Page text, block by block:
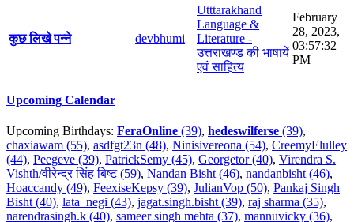
कुछ लिखे पन्ने devbhumi
Utttarakhand
Language &
Literature -
उत्तराखण्ड की भाषायें
एवं साहित्य
February
28, 2023,
03:57:32
PM
Upcoming Calendar
Upcoming Birthdays: FeraOnline (39), hedeswilferse (39),
chaxiawam (55), asdfgt23n (48), Ninisivereona (54), CreemyElulley
(44), Peegeve (39), PatrickSemy (45), Georgetor (40), Virendra S.
Vishth/वीरेन्द्र सिंह बिष्ट (59), Nandan Bisht (46), nandanbisht (46),
Hoaccandy (49), FeexiseKepsy (39), JulianVop (50), Pankaj Singh
Bisht (40), lata_negi (43), jagat.singh.bisht (39), raj sharma (35),
narendrasingh.k (40), sameer singh mehta (37), mannuvicky (36),